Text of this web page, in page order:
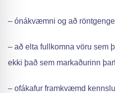
– ónákvæmni og að
– að elta fullkomna vöru sem
ekki það sem markaðurinn
– ofákafur framkvæmd